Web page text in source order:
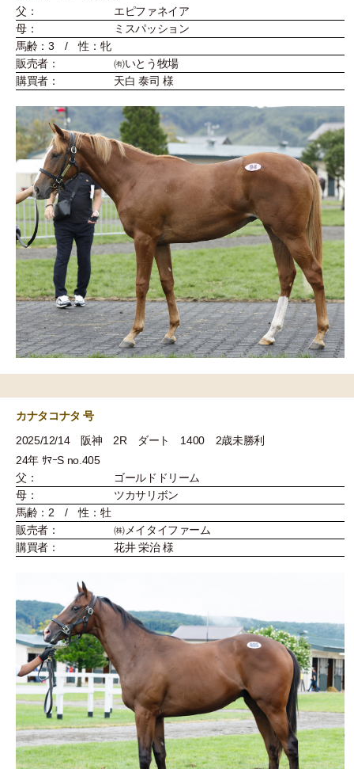
父：
エピファネイア
母：
ミスパッション
馬齢：3 / 性：牝
販売者：
㈲いとう牧場
購買者：
天白 泰司 様
カナタコナタ 号
2025/12/14 阪神 2R ダート 1400 2歳未勝利
24年 ｻﾏｰS no.405
父：
ゴールドドリーム
母：
ツカサリボン
馬齢：2 / 性：牡
販売者：
㈱メイタイファーム
購買者：
花井 栄治 様